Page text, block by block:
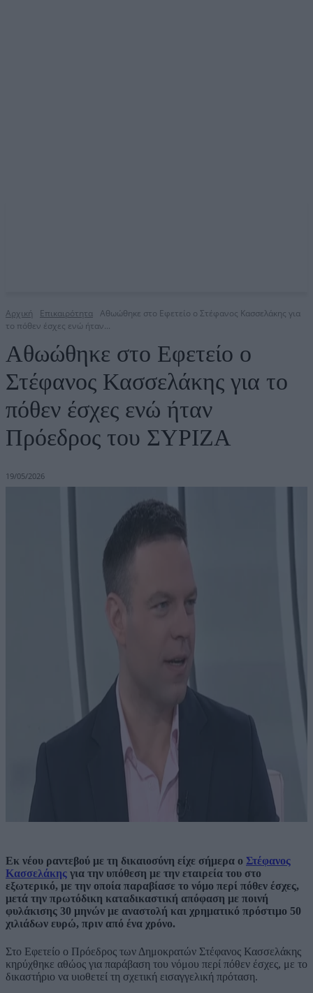
Αρχική Επικαιρότητα Αθωώθηκε στο Εφετείο ο Στέφανος Κασσελάκης για
το πόθεν έσχες ενώ ήταν...
Αθωώθηκε στο Εφετείο ο
Στέφανος Κασσελάκης για το
πόθεν έσχες ενώ ήταν
Πρόεδρος του ΣΥΡΙΖΑ
19/05/2026
Εκ νέου ραντεβού με τη δικαιοσύνη είχε σήμερα ο Στέφανος
Κασσελάκης για την υπόθεση με την εταιρεία του στο
εξωτερικό, με την οποία παραβίασε το νόμο περί πόθεν έσχες,
μετά την πρωτόδικη καταδικαστική απόφαση με ποινή
φυλάκισης 30 μηνών με αναστολή και χρηματικό πρόστιμο 50
χιλιάδων ευρώ, πριν από ένα χρόνο.
Στο Εφετείο ο Πρόεδρος των Δημοκρατών Στέφανος Κασσελάκης
κηρύχθηκε αθώος για παράβαση του νόμου περί πόθεν έσχες, με το
δικαστήριο να υιοθετεί τη σχετική εισαγγελική πρόταση.